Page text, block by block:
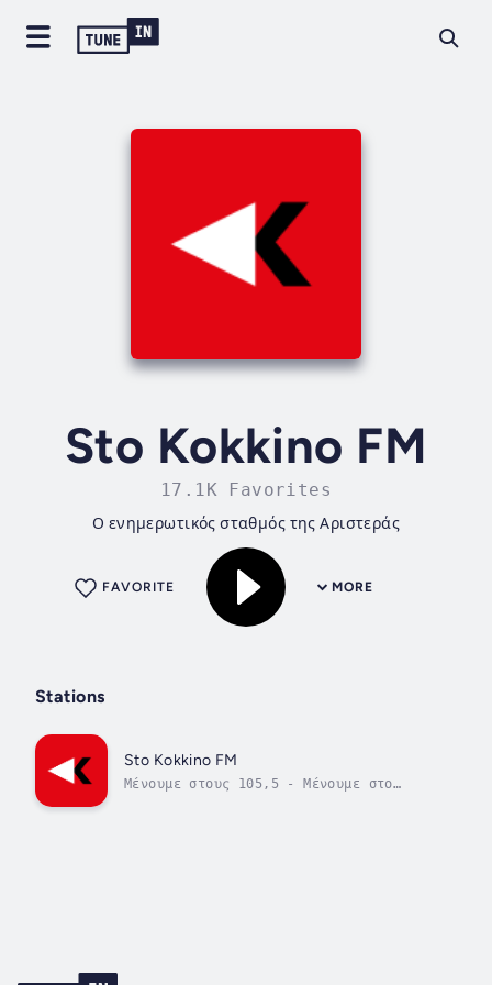
Sto Kokkino FM
17.1K Favorites
Ο ενημερωτικός σταθμός της Αριστεράς
MORE
FAVORITE
Stations
Sto Kokkino FM
Μένουμε στους 105,5 - Μένουμε στο